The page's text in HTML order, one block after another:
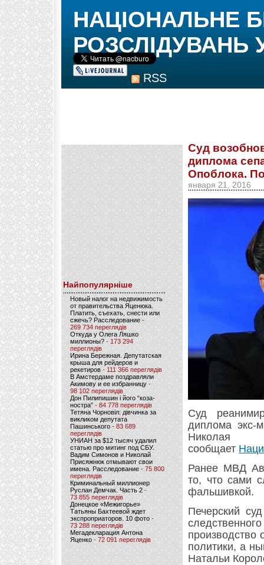
RSS
НАЦІОНАЛЬНЕ
РОЗСЛІДУВАНЬ
Найпопулярніше
Новый налог на недвижимость
от правительства Яценюка.
Платить, съехать, снести или
сжечь? Расследование-
269 734 переглядів
Откуда у Олега Ляшко
миллионы? - 173 294
переглядів
Ирина Бережная. Депутатская
крыша для рейдеров и
рекетиров - 111 366 переглядів
В Амстердаме поздравляли
Акимову и ее избранницу -
98 102 переглядів
Дон Пилипишин і його “коза-
ностра” - 84 778 переглядів
Тетяна Чорновіл: дівчинка за
викликом депутата
Пашинського- 83 689
переглядів
УНИАН за $12 тысяч удалил
статью про митинг под СБУ.
Вадим Симонов и Николай
Присяжнюк отмывают свои
имена. Расследование - 75 800
переглядів
Криминальный миллионер
Руслан Демчак. Часть 2-
73 855 переглядів
Донецкое «Межигорье»
Татьяны Бахтеевой ждет
экспроприаторов. 10 фото -
73 288 переглядів
Мегадекларация Антона
Яценко - 72 091 переглядів
Суд
диплома
Опоблока.
января 21, 2016
Суд
диплома экс-
Николая
сообщает
Ранее МВД
то, что сами
фальшивкой.
Печерский
производство
политики, а
Натальи